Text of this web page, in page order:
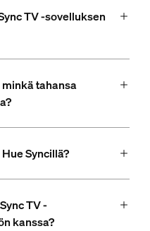
TV ‑sovelluksen
tahansa
Syncillä?
TV -
kanssa?